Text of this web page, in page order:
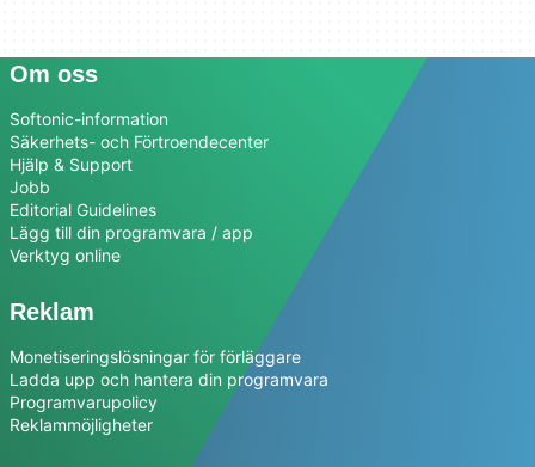
Om oss
Softonic-information
Säkerhets- och Förtroendecenter
Hjälp & Support
Jobb
Editorial Guidelines
Lägg till din programvara / app
Verktyg online
Reklam
Monetiseringslösningar för förläggare
Ladda upp och hantera din programvara
Programvarupolicy
Reklammöjligheter